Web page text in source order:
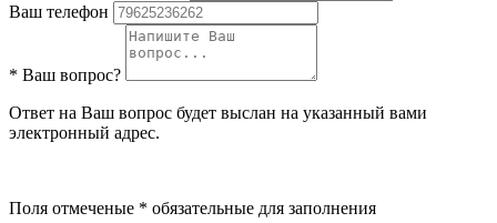
Ваш телефон
* Ваш вопрос?
Ответ на Ваш вопрос будет выслан на указанный вами
электронный адрес.
Поля отмеченые * обязательные для заполнения